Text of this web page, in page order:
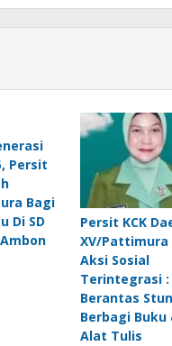
Persit
Bagi
Di SD
Persit KCK
XV/Pattimura
Aksi Sosial
Terintegrasi :
Berantas
Berbagi Buku
Alat Tulis